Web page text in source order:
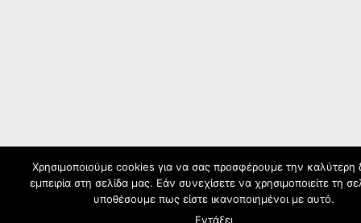
Χρησιμοποιούμε cookies για να σας προσφέρουμε την καλύτερη
εμπειρία στη σελίδα μας. Εάν συνεχίσετε να χρησιμοποιείτε τη
υποθέσουμε πως είστε ικανοποιημένοι με αυτό.
Εντάξει